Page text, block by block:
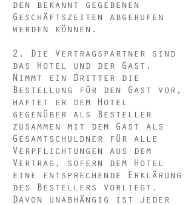
den bekannt gegebenen
Geschäftszeiten abgerufen
werden können.
2 . Die Vertragspartner sind
das Hotel und der Gast.
Nimmt ein Dritter die
Bestellung für den Gast vor,
haftet er dem Hotel
gegenüber als Besteller
zusammen mit dem Gast als
Gesamtschuldner für alle
Verpflichtungen aus dem
Vertrag, sofern dem Hotel
eine entsprechende Erklärung
des Bestellers vorliegt.
Davon unabhängig ist jeder